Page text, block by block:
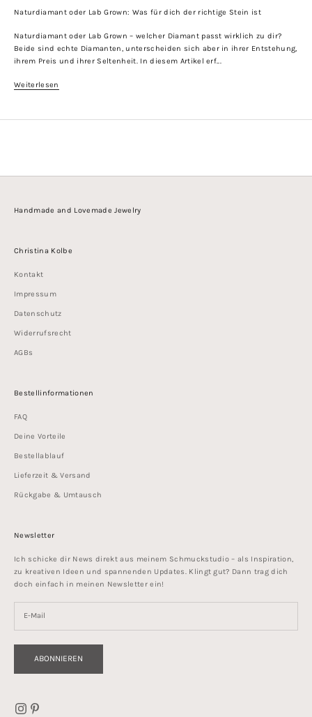
Naturdiamant oder Lab Grown: Was für dich der richtige Stein ist
Naturdiamant oder Lab Grown – welcher Diamant passt wirklich zu dir?
Beide sind echte Diamanten, unterscheiden sich aber in ihrer Entstehung,
ihrem Preis und ihrer Seltenheit. In diesem Artikel erf...
Weiterlesen
Handmade and Lovemade Jewelry
Christina Kolbe
Kontakt
Impressum
Datenschutz
Widerrufsrecht
AGBs
Bestellinformationen
FAQ
Deine Vorteile
Bestellablauf
Lieferzeit & Versand
Rückgabe & Umtausch
Newsletter
Ich schicke dir News direkt aus meinem Schmuckstudio – als Inspiration,
zu kreativen Ideen und spannenden Updates. Klingt gut? Dann trag dich
doch einfach in meinen Newsletter ein!
ABONNIEREN